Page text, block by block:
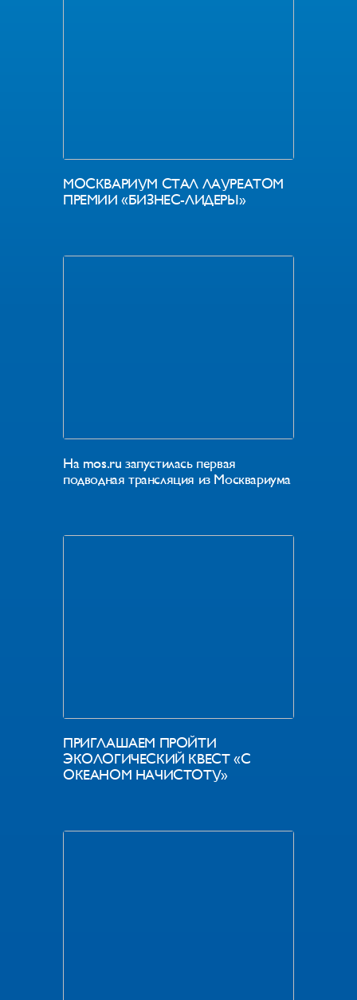
МОСКВАРИУМ СТАЛ ЛАУРЕАТОМ
ПРЕМИИ «БИЗНЕС-ЛИДЕРЫ»
На mos.ru запустилась первая
подводная трансляция из Москвариума
ПРИГЛАШАЕМ ПРОЙТИ
ЭКОЛОГИЧЕСКИЙ КВЕСТ «С
ОКЕАНОМ НАЧИСТОТУ»